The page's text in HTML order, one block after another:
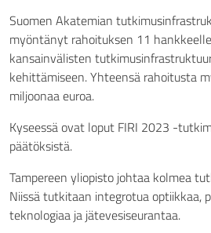
Suomen Akatemian
myöntänyt rahoituksen 11
kansainvälisten
kehittämiseen. Yhteensä rahoitusta
miljoonaa euroa.
Kyseessä ovat loput FIRI 2023 -
päätöksistä.
Tampereen yliopisto johtaa kolmea
Niissä tutkitaan integrotua optiikkaa,
teknologiaa ja jätevesiseurantaa.